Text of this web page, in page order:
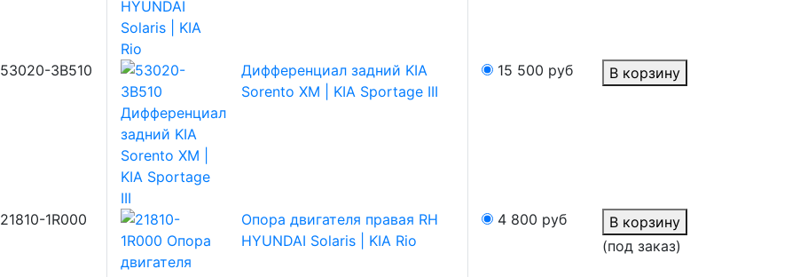
53020-3B510
Дифференциал задний KIA
Sorento XM | KIA Sportage III
15 500 руб В корзину
21810-1R000
Опора двигателя правая RH
HYUNDAI Solaris | KIA Rio
4 800 руб
В корзину
(под заказ)